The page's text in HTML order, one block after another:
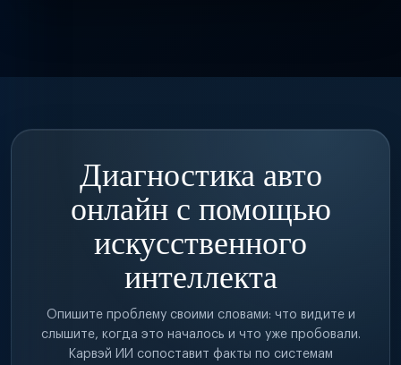
Диагностика авто
онлайн с помощью
искусственного
интеллекта
Опишите проблему своими словами: что видите и
слышите, когда это началось и что уже пробовали.
Карвэй ИИ сопоставит факты по системам